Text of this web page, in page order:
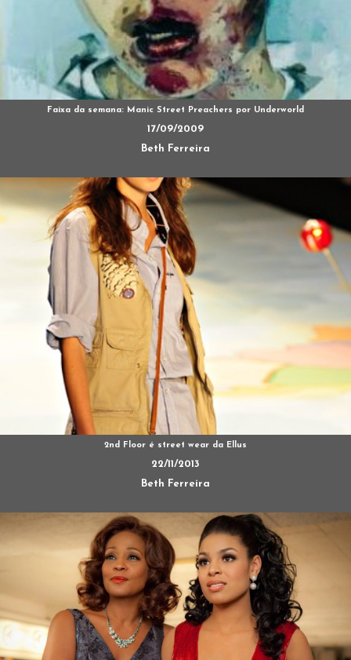
Faixa da semana: Manic Street Preachers por Underworld
17/09/2009
Beth Ferreira
2nd Floor é street wear da Ellus
22/11/2013
Beth Ferreira